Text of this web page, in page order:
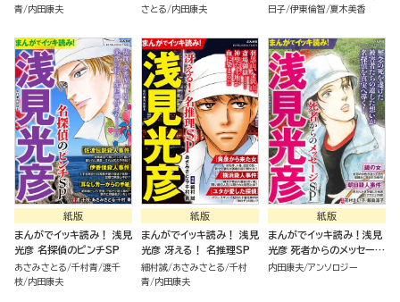
青 内田康夫
さとる
内田康夫
日子 伊東倫智 夏木美香
紙版
まんがでイッキ読み！ 浅見
光彦 名探偵のピンチSP
あさみさとる 千村青 渡千
枝 内田康夫
紙版
まんがでイッキ読み！ 浅見
光彦 冴える！ 名推理SP
細村誠 あさみさとる 千村
青 内田康夫
紙版
まんがでイッキ読み！浅見
光彦 死者からのメッセージ
SP
内田康夫 アンソロジー